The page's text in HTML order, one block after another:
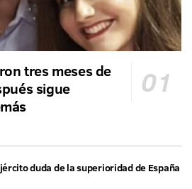
tres meses de
sigue
duda de la superioridad de España